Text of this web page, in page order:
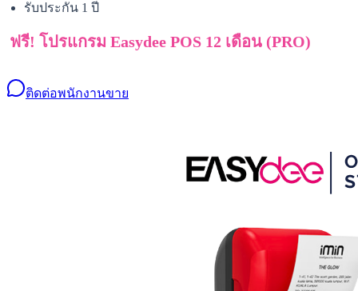
รับประกัน 1 ปี
ฟรี! โปรแกรม Easydee POS 12 เดือน (PRO)
ติดต่อพนักงานขาย